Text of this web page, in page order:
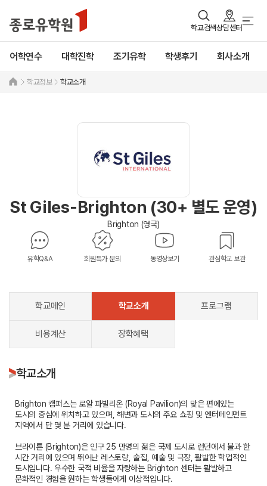
학교검색상담센터
어학연수 대학진학 조기유학 학생후기 회사소개
학교정보 학교소개
St Giles-Brighton (30+ 별도 운영)
Brighton (영국)
유학Q&A 회원특가 문의 동영상보기 관심학교 보관
학교메인 학교소개 프로그램
비용계산 장학혜택
학교소개
Brighton 캠퍼스는 로얄 파빌리온 (Royal Pavilion)의 맞은 편에있는
도시의 중심에 위치하고 있으며, 해변과 도시의 주요 쇼핑 및 엔터테인먼트
지역에서 단 몇 분 거리에 있습니다.
브라이튼 (Brighton)은 인구 25 만명의 젊은 국제 도시로 런던에서 불과 한
시간 거리에 있으며 뛰어난 레스토랑, 술집, 예술 및 극장, 활발한 학업적인
도시입니다. 우수한 국적 비율을 자랑하는 Brighton 센터는 활발하고
문화적인 경험을 원하는 학생들에게 이상적입니다.